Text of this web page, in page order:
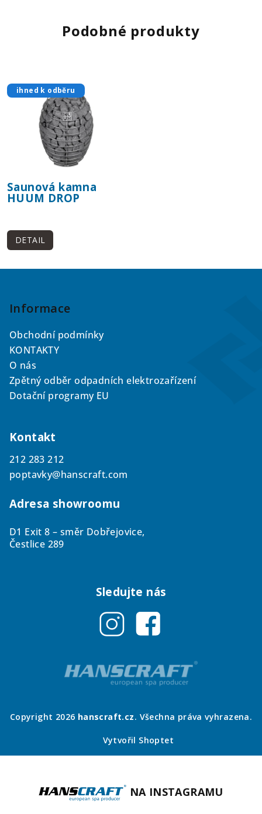
Podobné produkty
ihned k odběru
Saunová kamna
HUUM DROP
DETAIL
Informace
Obchodní podmínky
KONTAKTY
O nás
Zpětný odběr odpadních elektrozařízení
Dotační programy EU
Kontakt
212 283 212
poptavky@hanscraft.com
Adresa showroomu
D1 Exit 8 – směr Dobřejovice,
Čestlice 289
Sledujte nás
Copyright 2026 hanscraft.cz. Všechna práva vyhrazena.
Vytvořil Shoptet
NA INSTAGRAMU